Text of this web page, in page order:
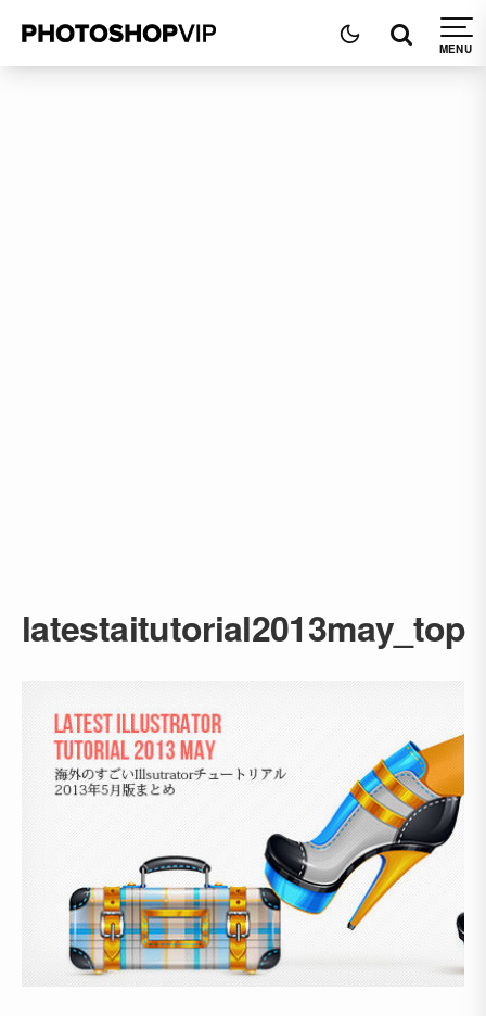
latestaitutorial2013may_top